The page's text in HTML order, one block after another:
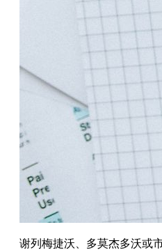
谢列梅捷沃、多莫杰多沃或